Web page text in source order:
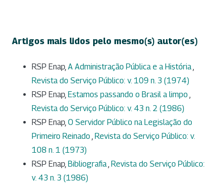
Artigos mais lidos pelo mesmo(s) autor(es)
RSP Enap, A Administração Pública e a História,
Revista do Serviço Público: v. 109 n. 3 (1974)
RSP Enap, Estamos passando o Brasil a limpo ,
Revista do Serviço Público: v. 43 n. 2 (1986)
RSP Enap, O Servidor Público na Legislação do
Primeiro Reinado , Revista do Serviço Público: v.
108 n. 1 (1973)
RSP Enap, Bibliografia, Revista do Serviço Público:
v. 43 n. 3 (1986)